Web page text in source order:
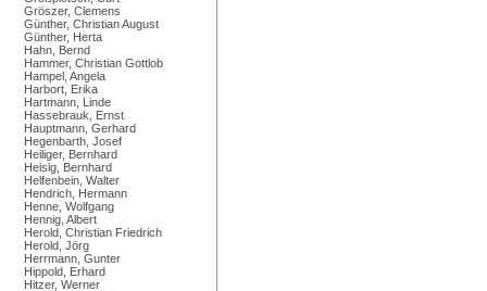
Gröszer, Clemens
Günther, Christian August
Günther, Herta
Hahn, Bernd
Hammer, Christian Gottlob
Hampel, Angela
Harbort, Erika
Hartmann, Linde
Hassebrauk, Ernst
Hauptmann, Gerhard
Hegenbarth, Josef
Heiliger, Bernhard
Heisig, Bernhard
Helfenbein, Walter
Hendrich, Hermann
Henne, Wolfgang
Hennig, Albert
Herold, Christian Friedrich
Herold, Jörg
Herrmann, Gunter
Hippold, Erhard
Hitzer, Werner